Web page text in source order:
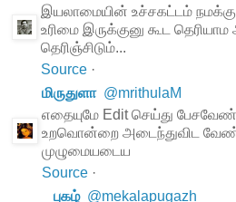
இயலாமையின் உச்சகட்டம் நமக்கு
உரிமை இருக்குனு கூட
தெரிஞ்சிடும்...
Source ·
மிருதுளா @mrithulaM
எதையுமே Edit செய்து
உறவொன்றை அடைந்துவிட
முழுமையடைய
Source ·
புகழ் @mekalapugazh